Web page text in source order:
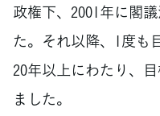
政権下、2001年に閣
た。それ以降、1度も
20年以上にわたり、
ました。